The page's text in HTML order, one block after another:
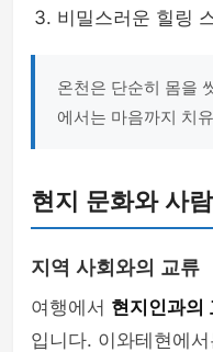
비밀스러운 힐링
온천은 단순히 몸을
에서는 마음까지 치
현지 문화와 사
지역 사회와의 교류
여행에서 현지인과의
입니다. 이와테현에서